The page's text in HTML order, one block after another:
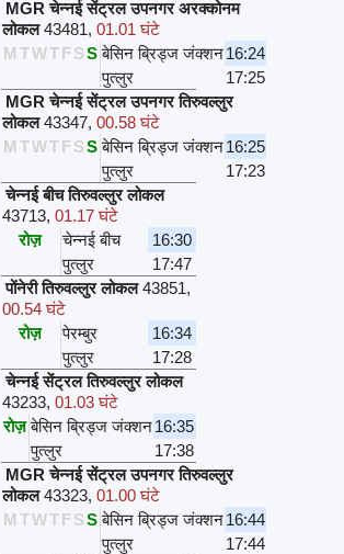
MGR चेन्नई सेंट्रल उपनगर अरक्कोनम
लोकल 43481, 01.01 घंटे
M TWTFSS बेसिन ब्रिड्ज जंक्शन16:24
पुत्लुर
17:25
MGR चेन्नई सेंट्रल उपनगर तिरुवल्लुर
लोकल 43347, 00.58 घंटे
M TWTFSS बेसिन ब्रिड्ज जंक्शन16:25
पुत्लुर
17:23
चेन्नई बीच तिरुवल्लुर लोकल
43713, 01.17 घंटे
रोज़
चेन्नई बीच
16:30
पुत्लुर
17:47
पोंनेरी तिरुवल्लुर लोकल 43851,
00.54 घंटे
रोज़
पेरम्बुर
16:34
पुत्लुर
17:28
चेन्नई सेंट्रल तिरुवल्लुर लोकल
43233, 01.03 घंटे
रोज़ बेसिन ब्रिड्ज जंक्शन16:35
पुत्लुर
17:38
MGR चेन्नई सेंट्रल उपनगर तिरुवल्लुर
लोकल 43323, 01.00 घंटे
M TWTFSS बेसिन ब्रिड्ज जंक्शन16:44
पुत्लुर
17:44